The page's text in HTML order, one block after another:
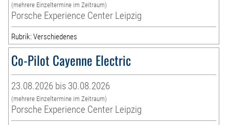
(mehrere Einzeltermine im Zeitraum)
Porsche Experience Center Leipzig
Rubrik: Verschiedenes
Co-Pilot Cayenne Electric
23.08.2026 bis 30.08.2026
(mehrere Einzeltermine im Zeitraum)
Porsche Experience Center Leipzig